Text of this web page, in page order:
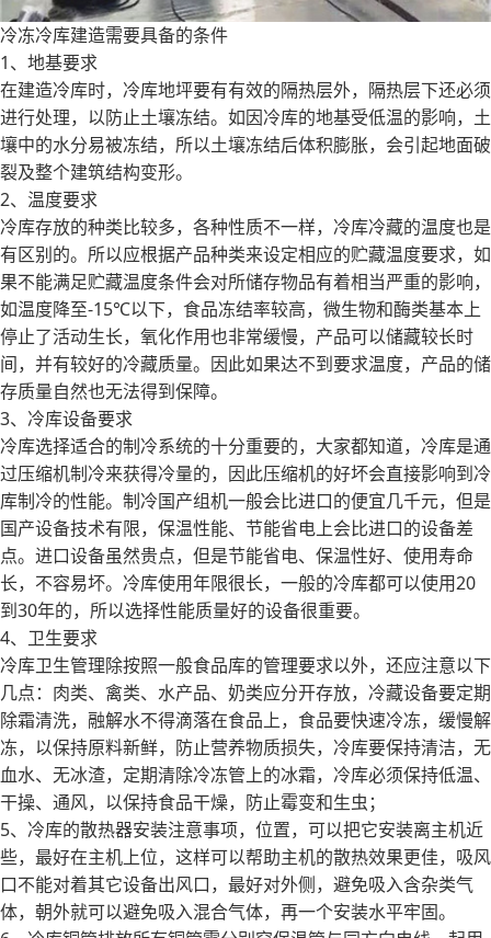
冷冻冷库建造需要具备的条件
1、地基要求
在建造冷库时，冷库地坪要有有效的隔热层外，隔热层下还必须
进行处理，以防止土壤冻结。如因冷库的地基受低温的影响，土
壤中的水分易被冻结，所以土壤冻结后体积膨胀，会引起地面破
裂及整个建筑结构变形。
2、温度要求
冷库存放的种类比较多，各种性质不一样，冷库冷藏的温度也是
有区别的。所以应根据产品种类来设定相应的贮藏温度要求，如
果不能满足贮藏温度条件会对所储存物品有着相当严重的影响，
如温度降至-15℃以下，食品冻结率较高，微生物和酶类基本上
停止了活动生长，氧化作用也非常缓慢，产品可以储藏较长时
间，并有较好的冷藏质量。因此如果达不到要求温度，产品的储
存质量自然也无法得到保障。
3、冷库设备要求
冷库选择适合的制冷系统的十分重要的，大家都知道，冷库是通
过压缩机制冷来获得冷量的，因此压缩机的好坏会直接影响到冷
库制冷的性能。制冷国产组机一般会比进口的便宜几千元，但是
国产设备技术有限，保温性能、节能省电上会比进口的设备差
点。进口设备虽然贵点，但是节能省电、保温性好、使用寿命
长，不容易坏。冷库使用年限很长，一般的冷库都可以使用20
到30年的，所以选择性能质量好的设备很重要。
4、卫生要求
冷库卫生管理除按照一般食品库的管理要求以外，还应注意以下
几点：肉类、禽类、水产品、奶类应分开存放，冷藏设备要定期
除霜清洗，融解水不得滴落在食品上，食品要快速冷冻，缓慢解
冻，以保持原料新鲜，防止营养物质损失，冷库要保持清洁，无
血水、无冰渣，定期清除冷冻管上的冰霜，冷库必须保持低温、
干操、通风，以保持食品干燥，防止霉变和生虫；
5、冷库的散热器安装注意事项，位置，可以把它安装离主机近
些，最好在主机上位，这样可以帮助主机的散热效果更佳，吸风
口不能对着其它设备出风口，最好对外侧，避免吸入含杂类气
体，朝外就可以避免吸入混合气体，再一个安装水平牢固。